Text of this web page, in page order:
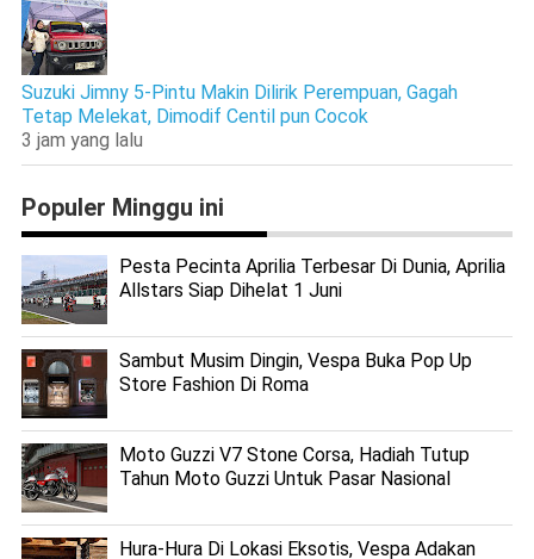
Suzuki Jimny 5-Pintu Makin Dilirik Perempuan, Gagah
Tetap Melekat, Dimodif Centil pun Cocok
3 jam yang lalu
Populer Minggu ini
Pesta Pecinta Aprilia Terbesar Di Dunia, Aprilia
Allstars Siap Dihelat 1 Juni
Sambut Musim Dingin, Vespa Buka Pop Up
Store Fashion Di Roma
Moto Guzzi V7 Stone Corsa, Hadiah Tutup
Tahun Moto Guzzi Untuk Pasar Nasional
Hura-Hura Di Lokasi Eksotis, Vespa Adakan